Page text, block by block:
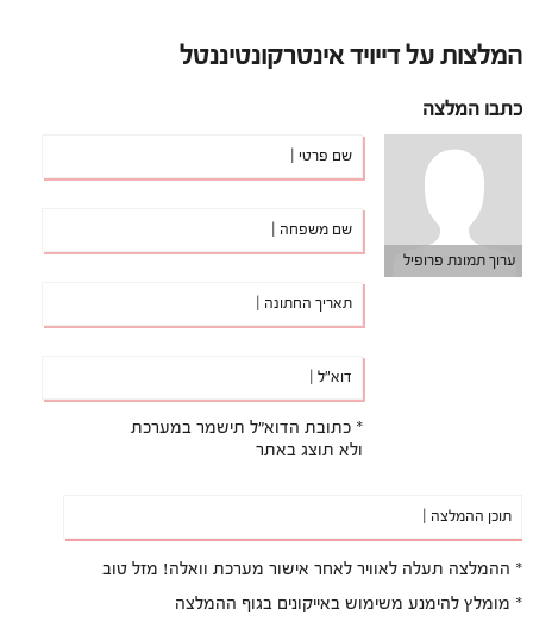
המלצות על דייויד אינטרקונטיננטל
כתבו המלצה
ערוך תמונת פרופיל
שם פרטי |
שם משפחה |
תאריך החתונה |
דוא"ל |
* כתובת הדוא"ל תישמר במערכת
ולא תוצג באתר
תוכן ההמלצה |
* ההמלצה תעלה לאוויר לאחר אישור מערכת וואלה! מזל טוב
* מומלץ להימנע משימוש באייקונים בגוף ההמלצה